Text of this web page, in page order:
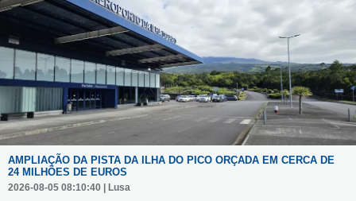
AMPLIAÇÃO DA PISTA DA ILHA DO PICO ORÇADA EM CERCA DE
24 MILHÕES DE EUROS
2026-08-05 08:10:40 | Lusa